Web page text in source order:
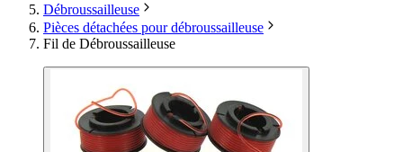
Débroussailleuse
Pièces détachées pour débroussailleuse
Fil de Débroussailleuse